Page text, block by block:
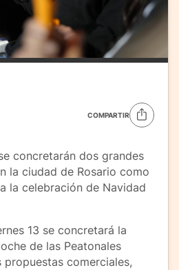
COMPARTIR
concretarán dos grandes
la ciudad de Rosario como
la celebración de Navidad
13 se concretará la
de las Peatonales
propuestas comerciales,